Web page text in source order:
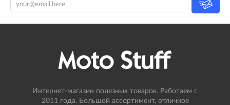
Интернет-магазин полезных товаров. Работаем с
2011 года. Большой ассортимент, отличное